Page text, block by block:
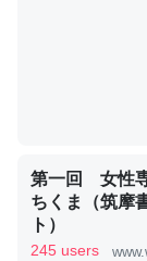
利だから両方
いる鋏角類（
ずキチンを強
─ニュース :: 【
これを元に考
第一回 女性
ちくま（筑摩
ト）
245 users